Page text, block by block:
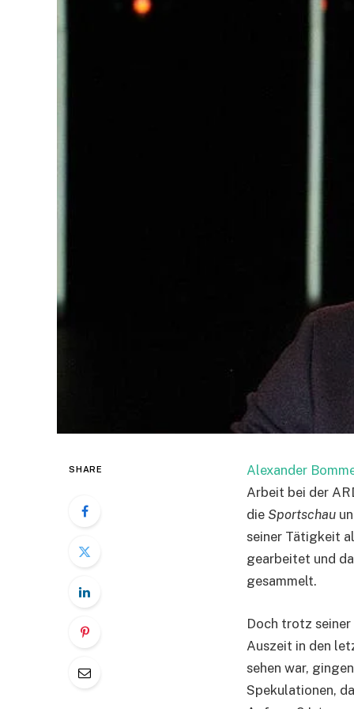
SHARE
Alexander
Arbeit bei der
die Sportschau
seiner Tätigkeit
gearbeitet und
gesammelt.
Doch trotz
Auszeit in den
sehen war,
Spekulationen,